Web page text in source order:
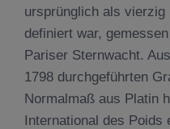
ursprünglich als
definiert war,
Pariser Sternwacht.
1798 durchgeführten
Normalmaß aus Platin
International des Poids